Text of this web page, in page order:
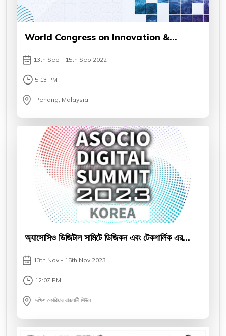
World Congress on Innovation &
13th Sep - 15th Sep 2022
5:13 PM
Penang, Malaysia
অ্যাসোসিও ডিজিটাল সামিটে ডিজিকন এবং টেকগার্লিক এর
13th Nov - 15th Nov 2023
12:07 PM
দক্ষিণ কোরিয়ার রাজধানী শিউল